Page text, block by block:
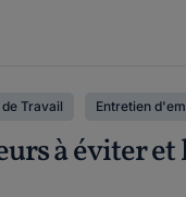
Travail Entretien
à éviter